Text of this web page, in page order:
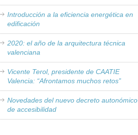
Introducción a la eficiencia energética en
edificación
2020: el año de la arquitectura técnica
valenciana
Vicente Terol, presidente de CAATIE
Valencia: “Afrontamos muchos retos”
Novedades del nuevo decreto autonómico
de accesibilidad